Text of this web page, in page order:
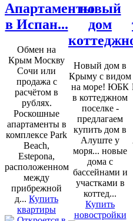
Апартаменты
в Испан...
Обмен на
Крым Москву
Сочи или
продажа с
расчётом в
рублях.
Роскошные
апартаменты в
комплексе Park
Beach,
Estepona,
расположенном
между
прибрежной
д... Купить
квартиры
новый
дом
Новый дом в
Крыму с видом
на море! ЮБК
в коттеджном
поселке -
предлагаем
купить дом в
Алуште у
моря... новые
дома с
бассейнами и
участками в
коттед...
Купить
новостройки